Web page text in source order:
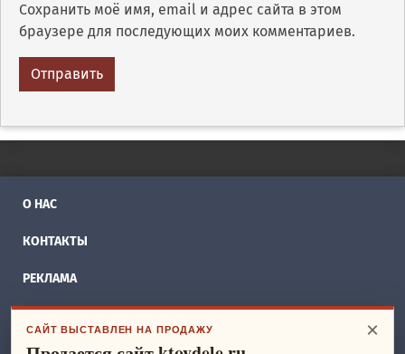
Сохранить моё имя, email и адрес сайта в этом
браузере для последующих моих комментариев.
О НАС
КОНТАКТЫ
РЕКЛАМА
×
САЙТ ВЫСТАВЛЕН НА ПРОДАЖУ